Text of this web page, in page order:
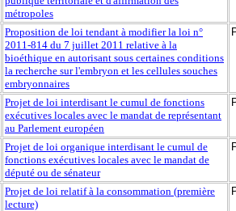
métropoles
Proposition de loi tendant à modifier la loi n°
2011-814 du 7 juillet 2011 relative à la
bioéthique en autorisant sous certaines conditions
la recherche sur l'embryon et les cellules souches
embryonnaires
Projet de loi interdisant le cumul de fonctions
exécutives locales avec le mandat de représentant
au Parlement européen
Projet de loi organique interdisant le cumul de
fonctions exécutives locales avec le mandat de
député ou de sénateur
Projet de loi relatif à la consommation (première
lecture)